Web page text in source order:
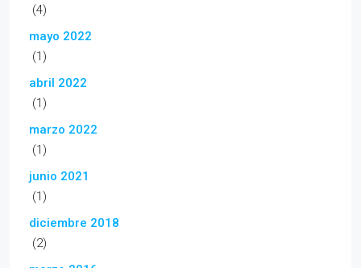
(4)
mayo 2022
(1)
abril 2022
(1)
marzo 2022
(1)
junio 2021
(1)
diciembre 2018
(2)